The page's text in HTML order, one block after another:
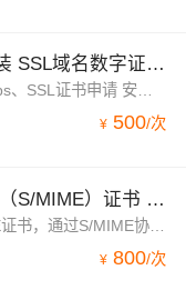
证书配置 SSL证书安装 SSL域名数字证书 微信小程序HTTPS解决 SSL证书申请 证书配置服务
¥ 500/次
Digicert安全电子邮件（S/MIME）证书 企业型
¥ 800/次